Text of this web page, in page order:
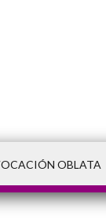
OBLATA